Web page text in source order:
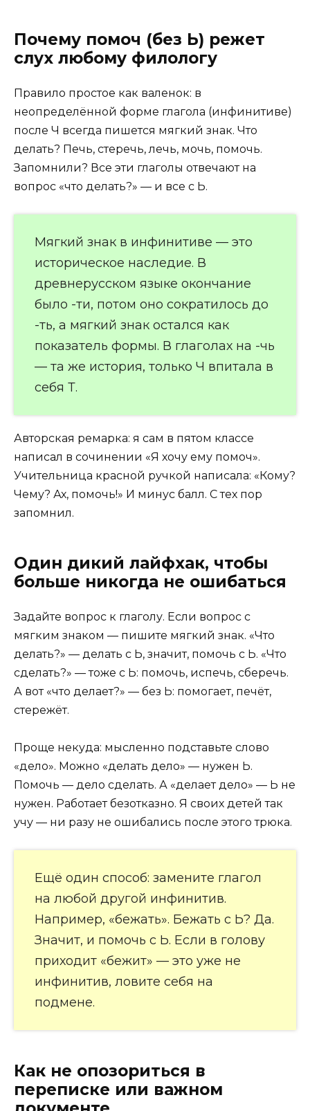
Почему помоч (без Ь) режет
слух любому филологу
Правило простое как валенок: в
неопределённой форме глагола (инфинитиве)
после Ч всегда пишется мягкий знак. Что
делать? Печь, стеречь, лечь, мочь, помочь.
Запомнили? Все эти глаголы отвечают на
вопрос «что делать?» — и все с Ь.
Мягкий знак в инфинитиве — это
историческое наследие. В
древнерусском языке окончание
было -ти, потом оно сократилось до
-ть, а мягкий знак остался как
показатель формы. В глаголах на -чь
— та же история, только Ч впитала в
себя Т.
Авторская ремарка: я сам в пятом классе
написал в сочинении «Я хочу ему помоч».
Учительница красной ручкой написала: «Кому?
Чему? Ах, помочь!» И минус балл. С тех пор
запомнил.
Один дикий лайфхак, чтобы
больше никогда не ошибаться
Задайте вопрос к глаголу. Если вопрос с
мягким знаком — пишите мягкий знак. «Что
делать?» — делать с Ь, значит, помочь с Ь. «Что
сделать?» — тоже с Ь: помочь, испечь, сберечь.
А вот «что делает?» — без Ь: помогает, печёт,
стережёт.
Проще некуда: мысленно подставьте слово
«дело». Можно «делать дело» — нужен Ь.
Помочь — дело сделать. А «делает дело» — Ь не
нужен. Работает безотказно. Я своих детей так
учу — ни разу не ошибались после этого трюка.
Ещё один способ: замените глагол
на любой другой инфинитив.
Например, «бежать». Бежать с Ь? Да.
Значит, и помочь с Ь. Если в голову
приходит «бежит» — это уже не
инфинитив, ловите себя на
подмене.
Как не опозориться в
переписке или важном